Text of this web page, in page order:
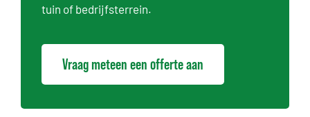
tuin of bedrijfsterrein.
Vraag meteen een offerte aan